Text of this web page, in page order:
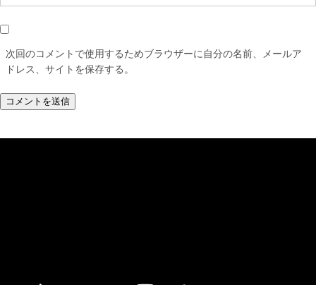
次回のコメントで使用するためブラウザーに自分の名前、メールア
ドレス、サイトを保存する。